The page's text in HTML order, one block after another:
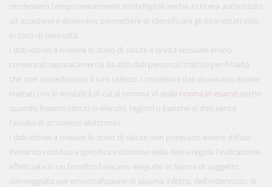
rendessero temporaneamente inintelligibili anche a chi era autorizzato
ad accedervi e dovevano permettere di identificare gli interessati solo
in caso di necessità.
I dati idonei a rivelare lo stato di salute e la vita sessuale erano
conservati separatamente da altri dati personali trattati per finalità
che non richiedessero il loro utilizzo. I medesimi dati dovevano essere
trattati con le modalità di cui al comma VI della norma in esame anche
quando fossero tenuti in elenchi, registri o banche di dati senza
l'ausilio di strumenti elettronici.
I dati idonei a rivelare lo stato di salute non potevano essere diffusi.
Pertanto costituiva specifica violazione della detta regola l'indicazione,
effettuata in un bonifico bancario eseguito in favore di soggetto
danneggiato per emostrafusione di plasma infetto, dell'indennizzo di